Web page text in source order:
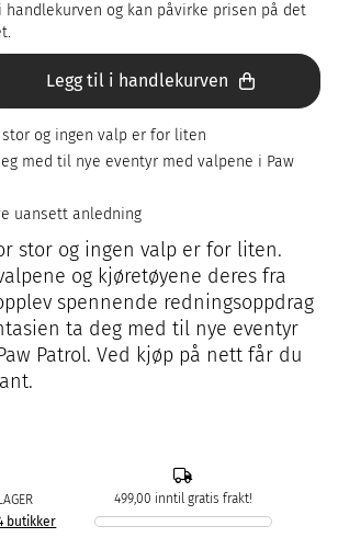
handlekurven og kan påvirke prisen på det
Legg til i handlekurven
og ingen valp er for liten
med til nye eventyr med valpene i Paw
uansett anledning
stor og ingen valp er for liten.
og kjøretøyene deres fra
spennende redningsoppdrag
ta deg med til nye eventyr
Patrol. Ved kjøp på nett får du
butikker
499,00 inntil gratis frakt!